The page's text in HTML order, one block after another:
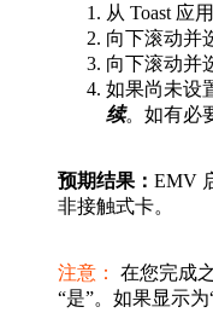
从 Toast 应
向下滚动并
向下滚动并
如果尚未设
续。如有必
预期结果： EMV
非接触式卡。
注意： 在您完成
“是”。如果显示为